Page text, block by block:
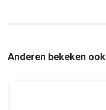
Anderen bekeken ook